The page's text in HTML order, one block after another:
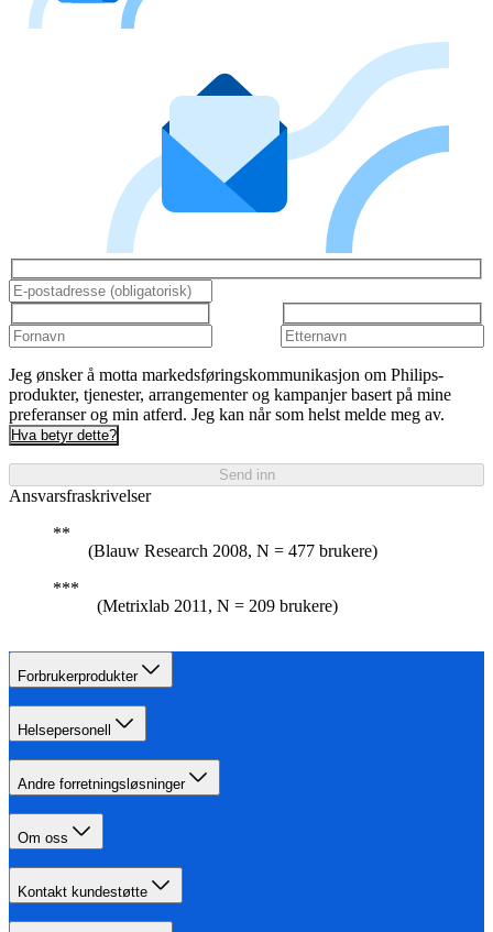
Jeg ønsker å motta markedsføringskommunikasjon om Philips-
produkter, tjenester, arrangementer og kampanjer basert på mine
preferanser og min atferd. Jeg kan når som helst melde meg av.
Hva betyr dette?
Send inn
Ansvarsfraskrivelser
(Blauw Research 2008, N = 477 brukere)
(Metrixlab 2011, N = 209 brukere)
Forbrukerprodukter
Helsepersonell
Andre forretningsløsninger
Om oss
Kontakt kundestøtte